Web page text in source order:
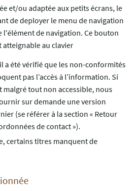
et/ou adaptée aux petits écrans, le
de deployer le menu de navigation
l'élément de navigation. Ce bouton
atteignable au clavier
a été vérifié que les non-conformités
pas l’accès à l’information. Si
malgré tout non accessible, nous
sur demande une version
(se référer à la section « Retour
de contact »).
certains titres manquent de